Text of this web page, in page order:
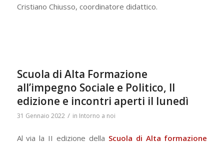
Cristiano Chiusso, coordinatore didattico.
Scuola di Alta Formazione
all’impegno Sociale e Politico, II
edizione e incontri aperti il lunedì
31 Gennaio 2022 / in Intorno a noi
Al via la II edizione della Scuola di Alta formazione